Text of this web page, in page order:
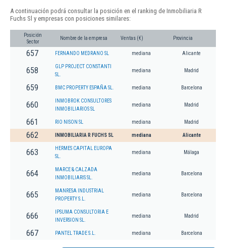
A continuación podrá consultar la posición en el ranking de Inmobiliaria R
Fuchs Sl y empresas con posiciones similares:
Posición
Sector
Nombre de la empresa Ventas (€) Provincia
657 FERNANDO MEDRANO SL mediana Alicante
658
GLP PROJECT CONSTANTI
SL.
mediana Madrid
659 BMC PROPERTY ESPAÑA SL. mediana Barcelona
660
INMOBROK CONSULTORES
INMOBILIARIOS SL
mediana Madrid
661 RIO NISON SL mediana Madrid
662 INMOBILIARIA R FUCHS SL mediana Alicante
663
HERMES CAPITAL EUROPA
SL.
mediana Málaga
664
MARCE & CALZADA
INMOBILIARIS SL.
mediana Barcelona
665
MANRESA INDUSTRIAL
PROPERTY S.L.
mediana Barcelona
666
IPSUMA CONSULTORIA E
INVERSION SL.
mediana Madrid
667 PANTEL TRADE S.L. mediana Barcelona